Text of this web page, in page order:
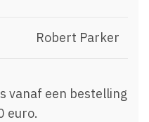
Robert Parker
vanaf een bestelling
euro.